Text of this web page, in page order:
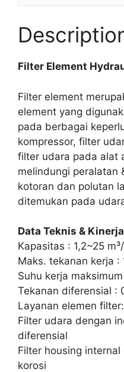
Filter Element
Filter element
element yang
pada berbagai
kompressor, filter
filter udara pada alat
melindungi peralatan
kotoran dan polutan
ditemukan pada
Data Teknis &
Kapasitas : 1,2~25
Maks. tekanan kerja :
Suhu kerja
Tekanan diferensial :
Layanan elemen
Filter udara dengan
diferensial
Filter housing
korosi